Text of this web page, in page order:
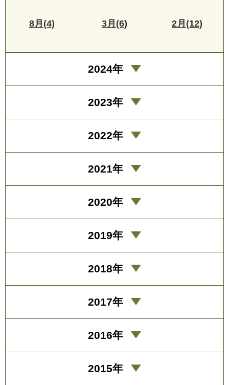
8月(4) 3月(6) 2月(12)
2024年
2023年
2022年
2021年
2020年
2019年
2018年
2017年
2016年
2015年